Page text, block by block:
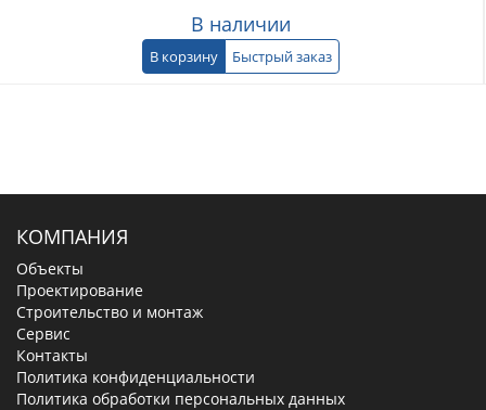
В наличии
В корзину Быстрый заказ
КОМПАНИЯ
Объекты
Проектирование
Строительство и монтаж
Сервис
Контакты
Политика конфиденциальности
Политика обработки персональных данных